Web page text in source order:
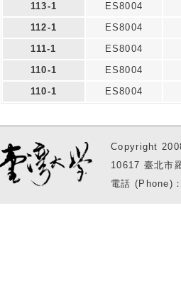
113-1
ES8004
112-1
ES8004
111-1
ES8004
110-1
ES8004
110-1
ES8004
Copyright
10617 臺北
電話 (Phone)